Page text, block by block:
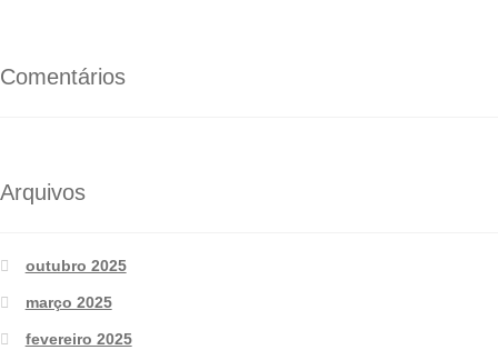
Comentários
Arquivos
outubro 2025
março 2025
fevereiro 2025